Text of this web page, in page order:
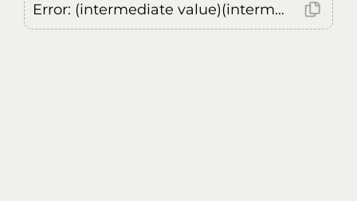
Error: (intermediate value)(intermediate value)(intermediate value).replaceAll is not a function